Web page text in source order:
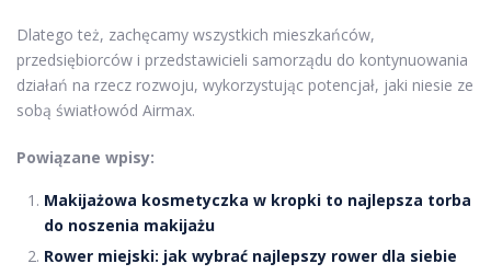
Dlatego też, zachęcamy wszystkich mieszkańców,
przedsiębiorców i przedstawicieli samorządu do kontynuowania
działań na rzecz rozwoju, wykorzystując potencjał, jaki niesie ze
sobą światłowód Airmax.
Powiązane wpisy:
Makijażowa kosmetyczka w kropki to najlepsza torba
do noszenia makijażu
Rower miejski: jak wybrać najlepszy rower dla siebie